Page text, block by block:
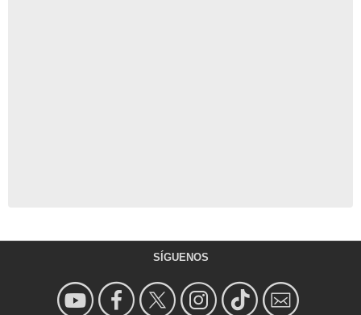
SÍGUENOS